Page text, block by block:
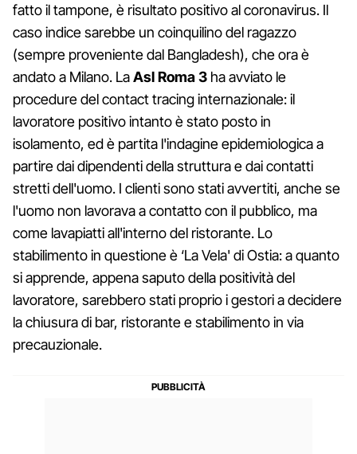
fatto il tampone, è risultato positivo al coronavirus. Il
caso indice sarebbe un coinquilino del ragazzo
(sempre proveniente dal Bangladesh), che ora è
andato a Milano. LaAsl Roma 3 ha avviato le
procedure del contact tracing internazionale: il
lavoratore positivo intanto è stato posto in
isolamento, ed è partita l'indagine epidemiologica a
partire dai dipendenti della struttura e dai contatti
stretti dell'uomo. I clienti sono stati avvertiti, anche se
l'uomo non lavorava a contatto con il pubblico, ma
come lavapiatti all'interno del ristorante. Lo
stabilimento in questione è ‘La Vela' di Ostia: a quanto
si apprende, appena saputo della positività del
lavoratore, sarebbero stati proprio i gestori a decidere
la chiusura di bar, ristorante e stabilimento in via
precauzionale.